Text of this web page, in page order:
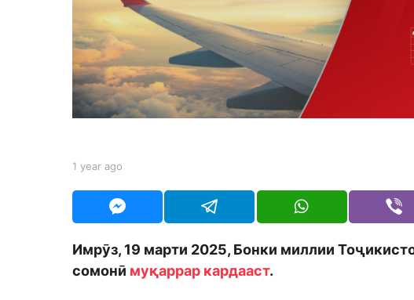
a
r
a
g
o
b
S
o
m
o
1 year ago
a
r
g
o
Имрӯз, 19 марти 2025, Бонки миллии
сомонӣ муқаррар кардааст.